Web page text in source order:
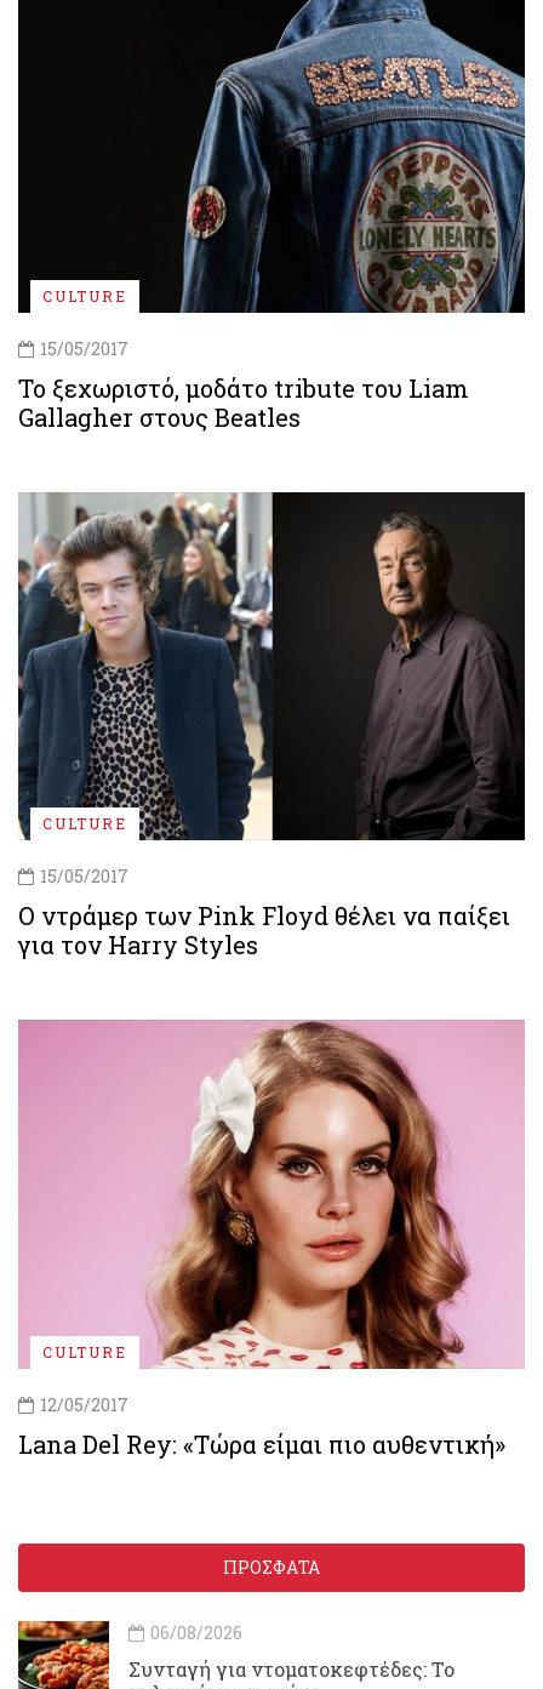
CULTURE
15/05/2017
Το ξεχωριστό, μοδάτο tribute του Liam
Gallagher στους Beatles
CULTURE
15/05/2017
O ντράμερ των Pink Floyd θέλει να παίξει
για τον Harry Styles
CULTURE
12/05/2017
Lana Del Rey: «Τώρα είμαι πιο αυθεντική»
ΠΡΟΣΦΑΤΑ
06/08/2026
Συνταγή για ντοματοκεφτέδες: Το